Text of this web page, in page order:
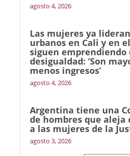
agosto 4, 2026
Las mujeres ya
urbanos en Cali y en
siguen emprendiendo
desigualdad: ‘Son
menos ingresos’
agosto 4, 2026
Argentina tiene una
de hombres que aleja
a las mujeres de la
agosto 3, 2026